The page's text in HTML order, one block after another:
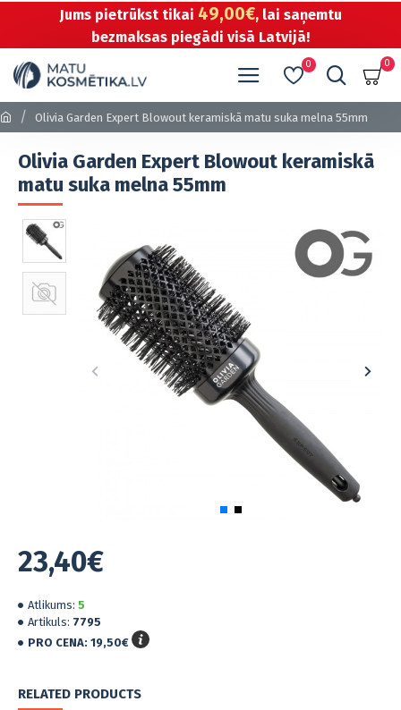
Jums pietrūkst tikai 49,00€, lai saņemtu
bezmaksas piegādi visā Latvijā!
0 0
Olivia Garden Expert Blowout keramiskā matu suka melna 55mm
Olivia Garden Expert Blowout keramiskā
matu suka melna 55mm
Atlikums: 5
Artikuls: 7795
PRO CENA: 19,50€
23,40€
RELATED PRODUCTS